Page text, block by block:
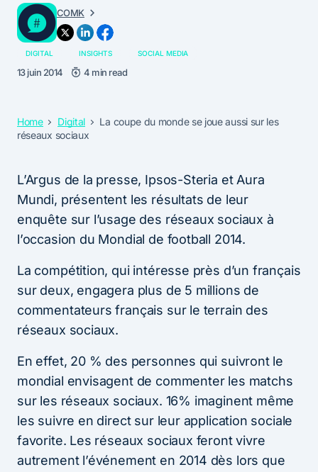
COMK
DIGITAL INSIGHTS SOCIAL MEDIA
13 juin 2014 4 min read
Home Digital
La coupe du monde se joue aussi sur les
réseaux sociaux
L’Argus de la presse, Ipsos-Steria et Aura
Mundi, présentent les résultats de leur
enquête sur l’usage des réseaux sociaux à
l’occasion du Mondial de football 2014.
La compétition, qui intéresse près d’un français
sur deux, engagera plus de 5 millions de
commentateurs français sur le terrain des
réseaux sociaux.
En effet, 20 % des personnes qui suivront le
mondial envisagent de commenter les matchs
sur les réseaux sociaux. 16% imaginent même
les suivre en direct sur leur application sociale
favorite. Les réseaux sociaux feront vivre
autrement l’événement en 2014 dès lors que